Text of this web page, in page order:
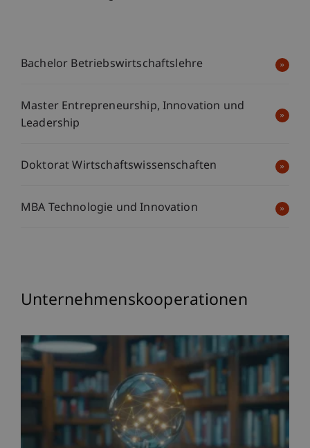
Bachelor Betriebswirtschaftslehre
Master Entrepreneurship, Innovation und
Leadership
Doktorat Wirtschaftswissenschaften
MBA Technologie und Innovation
Unternehmenskooperationen